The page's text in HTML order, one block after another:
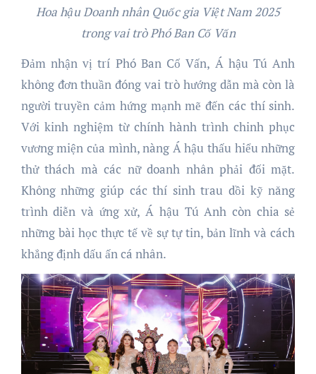
Hoa hậu Doanh nhân Quốc gia Việt Nam 2025
trong vai trò Phó Ban Cố Vấn
Đảm nhận vị trí Phó Ban Cố Vấn, Á hậu Tú Anh
không đơn thuần đóng vai trò hướng dẫn mà còn là
người truyền cảm hứng mạnh mẽ đến các thí sinh.
Với kinh nghiệm từ chính hành trình chinh phục
vương miện của mình, nàng Á hậu thấu hiểu những
thử thách mà các nữ doanh nhân phải đối mặt.
Không những giúp các thí sinh trau dồi kỹ năng
trình diễn và ứng xử, Á hậu Tú Anh còn chia sẻ
những bài học thực tế về sự tự tin, bản lĩnh và cách
khẳng định dấu ấn cá nhân.